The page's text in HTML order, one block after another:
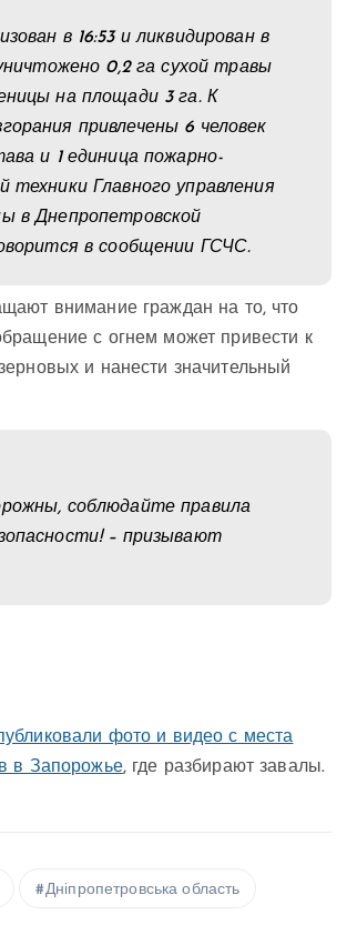
в 16:53 и ликвидирован в
0,2 га сухой травы
на площади 3 га. К
привлечены 6 человек
и 1 единица пожарно-
техники Главного управления
в Днепропетровской
в сообщении ГСЧС.
внимание граждан на то, что
с огнем может привести к
и нанести значительный
соблюдайте правила
– призывают
фото и видео с места
в Запорожье, где разбирают завалы.
Дніпропетровська область